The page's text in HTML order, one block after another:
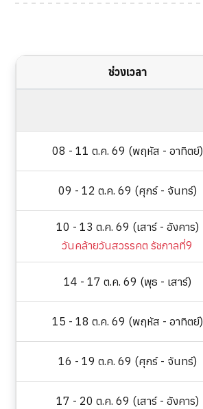
ช่วงเวลา
08 - 11 ต.ค. 69 (พฤหัส - อาทิตย์)
09 - 12 ต.ค. 69 (ศุกร์ - จันทร์)
10 - 13 ต.ค. 69 (เสาร์ - อังคาร)
วันคล้ายวันสวรรคต รัชกาลที่9
14 - 17 ต.ค. 69 (พุธ - เสาร์)
15 - 18 ต.ค. 69 (พฤหัส - อาทิตย์)
16 - 19 ต.ค. 69 (ศุกร์ - จันทร์)
17 - 20 ต.ค. 69 (เสาร์ - อังคาร)